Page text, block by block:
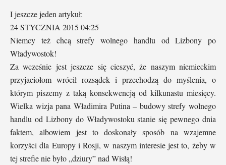
I jeszcze jeden artykuł:
24 STYCZNIA 2015 04:25
Niemcy też chcą strefy wolnego handlu od Lizbony po
Władywostok!
Za wcześnie jest jeszcze się cieszyć, że naszym niemieckim
przyjaciołom wrócił rozsądek i przechodzą do myślenia, o
którym piszemy z taką konsekwencją od kilkunastu miesięcy.
Wielka wizja pana Władimira Putina – budowy strefy wolnego
handlu od Lizbony do Władywostoku stanie się pewnego dnia
faktem, albowiem jest to doskonały sposób na wzajemne
korzyści dla Europy i Rosji, w naszym interesie jest to, żeby w
tej strefie nie było „dziury” nad Wisłą!